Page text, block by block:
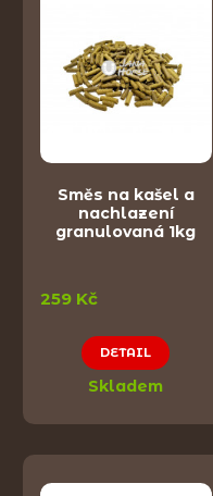
Směs na kašel a
nachlazení
granulovaná 1kg
259 Kč
DETAIL
Skladem